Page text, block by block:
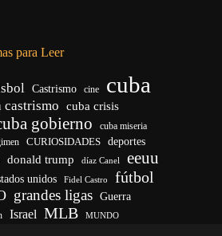
para Leer
Castrismo cine cuba
castrismo cuba crisis
gobierno cuba miseria
CURIOSIDADES deportes
donald trump díaz Canel eeuu
unidos Fidel Castro fútbol
grandes ligas Guerra
Israel MLB MUNDO